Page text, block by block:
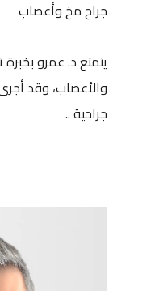
جراح مخ وأعصاب
جراحية ..